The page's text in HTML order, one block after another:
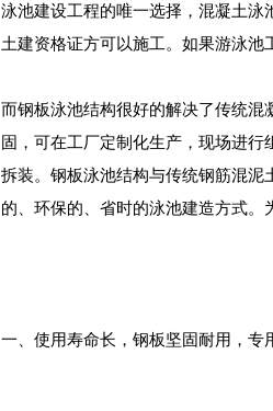
泳池建设工程的唯一选择，混凝土
土建资格证方可以施工。如果游泳
而钢板泳池结构很好的解决了传统
固，可在工厂定制化生产，现场进
拆装。钢板泳池结构与传统钢筋混
的、环保的、省时的泳池建造方式
一、使用寿命长，钢板坚固耐用，专